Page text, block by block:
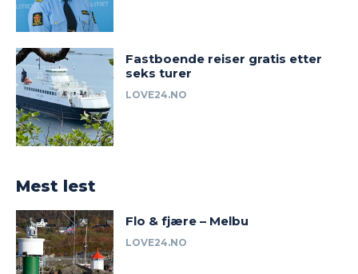
Fastboende reiser gratis etter
seks turer
LOVE24.NO
Mest lest
Flo & fjære – Melbu
LOVE24.NO